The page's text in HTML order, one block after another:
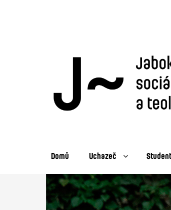
Domů Uchazeč Student